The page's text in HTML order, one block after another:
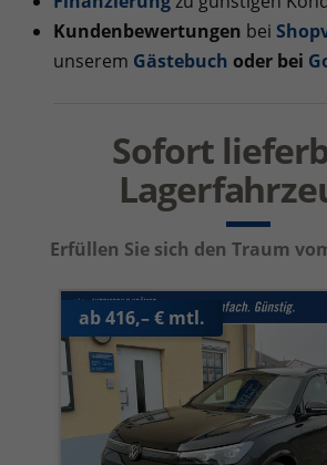
Kundenbewertungen bei
unserem Gästebuch oder bei
Sofort
Erfüllen Sie sich den Traum
ab 416,– € mtl.